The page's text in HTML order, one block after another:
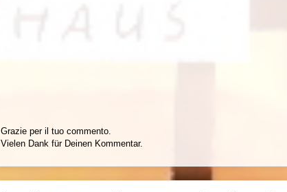
Grazie per il tuo commento.
Vielen Dank für Deinen Kommentar.